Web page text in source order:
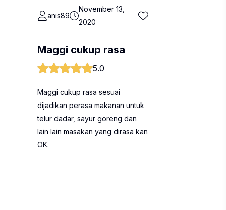
anis89
November 13,
2020
Maggi cukup rasa
5.0
Maggi cukup rasa sesuai
dijadikan perasa makanan untuk
telur dadar, sayur goreng dan
lain lain masakan yang dirasa kan
OK.